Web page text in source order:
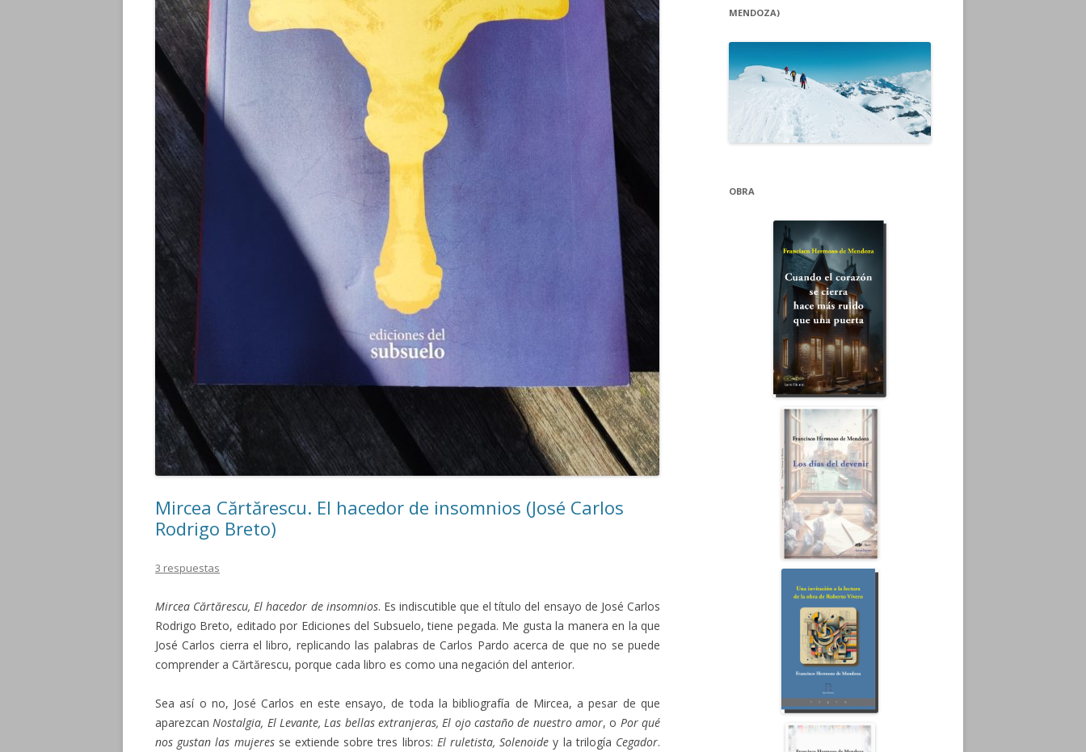
Mircea Cărtărescu. El hacedor de insomnios (José Carlos
Rodrigo Breto)
3 respuestas
Mircea Cărtărescu, El hacedor de insomnios. Es indiscutible que el título del ensayo de José Carlos
Rodrigo Breto, editado por Ediciones del Subsuelo, tiene pegada. Me gusta la manera en la que
José Carlos cierra el libro, replicando las palabras de Carlos Pardo acerca de que no se puede
comprender a Cărtărescu, porque cada libro es como una negación del anterior.
Sea así o no, José Carlos en este ensayo, de toda la bibliografía de Mircea, a pesar de que
aparezcanNostalgia, El Levante, Las bellas extranjeras, El ojo castaño de nuestro amor, o Por qué
nos gustan las mujeresse extiende sobre tres libros: El ruletista, Solenoide y la trilogía Cegador.
MENDOZA)
OBRA